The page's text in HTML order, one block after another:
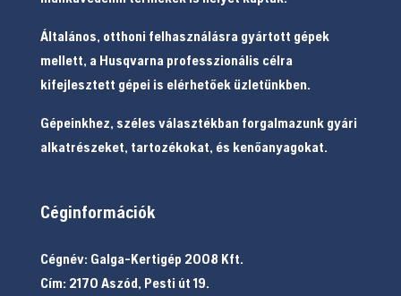
Általános, otthoni felhasználásra gyártott gépek
mellett, a Husqvarna professzionális célra
kifejlesztett gépei is elérhetőek üzletünkben.
Gépeinkhez, széles választékban forgalmazunk gyári
alkatrészeket, tartozékokat, és kenőanyagokat.
Céginformációk
Cégnév: Galga-Kertigép 2008 Kft.
Cím: 2170 Aszód, Pesti út 19.